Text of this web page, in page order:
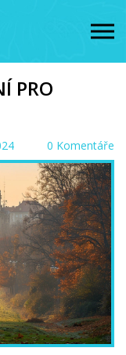
PRO
0 Komentáře